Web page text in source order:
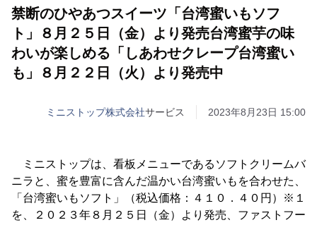
禁断のひやあつスイーツ「台湾蜜いもソフ
ト」８月２５日（金）より発売台湾蜜芋の味
わいが楽しめる「しあわせクレープ台湾蜜い
も」８月２２日（火）より発売中
ミニストップ株式会社サービス 2023年8月23日 15:00
ミニストップは、看板メニューであるソフトクリームバ
ニラと、蜜を豊富に含んだ温かい台湾蜜いもを合わせた、
「台湾蜜いもソフト」（税込価格：４１０．４０円）※１
を、２０２３年８月２５日（金）より発売、ファストフー